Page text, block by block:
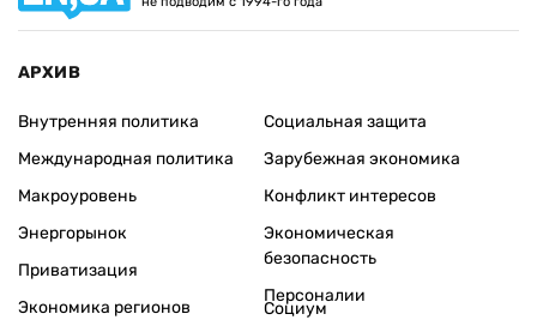
АРХИВ
Внутренняя политика
Международная политика
Макроуровень
Энергорынок
Приватизация
Экономика регионов
Социальная защита
Зарубежная экономика
Конфликт интересов
Экономическая
безопасность
Персоналии
Социум